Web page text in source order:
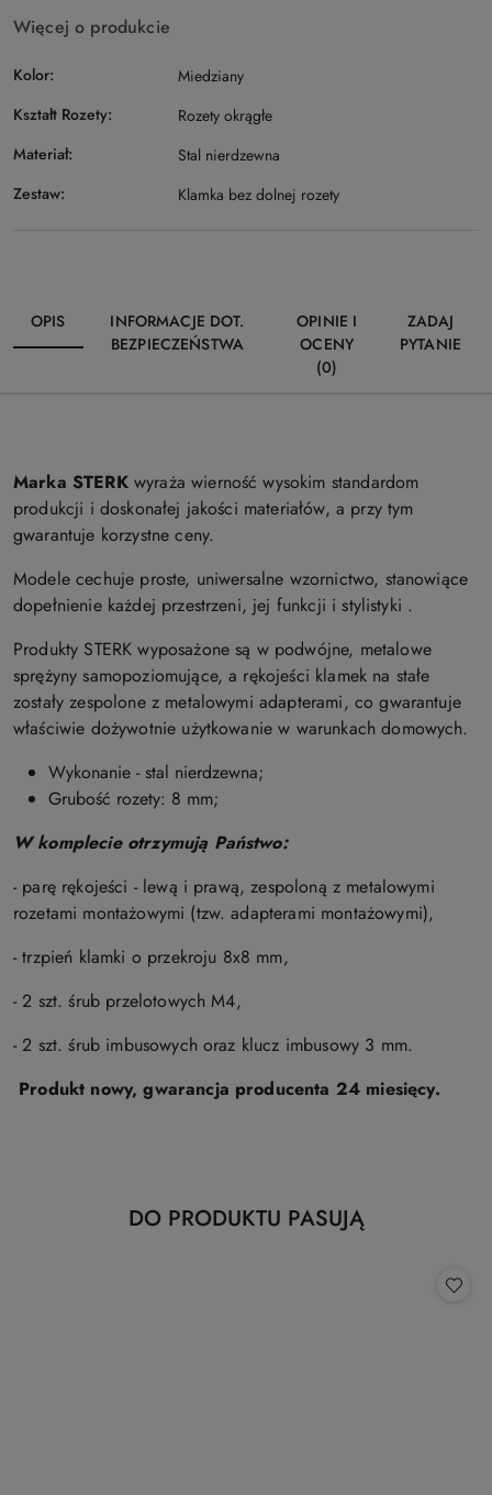
Więcej o produkcie
Kolor:
Miedziany
Kształt Rozety:
Rozety okrągłe
Materiał:
Stal nierdzewna
Zestaw:
Klamka bez dolnej rozety
OPIS
INFORMACJE DOT.
BEZPIECZEŃSTWA
OPINIE I
OCENY
(0)
ZADAJ
PYTANIE
Marka STERKwyraża wierność wysokim standardom
produkcji i doskonałej jakości materiałów, a przy tym
gwarantuje korzystne ceny.
Modele cechuje proste, uniwersalne wzornictwo, stanowiące
dopełnienie każdej przestrzeni, jej funkcji i stylistyki .
Produkty STERK wyposażone są w podwójne, metalowe
sprężyny samopoziomujące, a rękojeści klamek na stałe
zostały zespolone z metalowymi adapterami, co gwarantuje
właściwie dożywotnie użytkowanie w warunkach domowych.
Wykonanie - stal nierdzewna;
Grubość rozety: 8 mm;
W komplecie otrzymują Państwo:
- parę rękojeści - lewą i prawą, zespoloną z metalowymi
rozetami montażowymi (tzw. adapterami montażowymi),
- trzpień klamki o przekroju 8x8 mm,
- 2 szt. śrub przelotowych M4,
- 2 szt. śrub imbusowych oraz klucz imbusowy 3 mm.
Produkt nowy, gwarancja producenta 24 miesięcy.
Pomiń karuzelę produktów
Produkty
DO PRODUKTU PASUJĄ